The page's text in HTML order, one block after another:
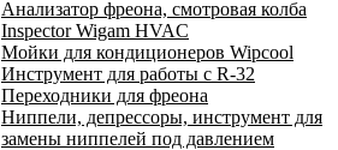
Анализатор фреона, смотровая колба
Inspector Wigam HVAC
Мойки для кондиционеров Wipcool
Инструмент для работы с R-32
Переходники для фреона
Ниппели, депрессоры, инструмент для
замены ниппелей под давлением